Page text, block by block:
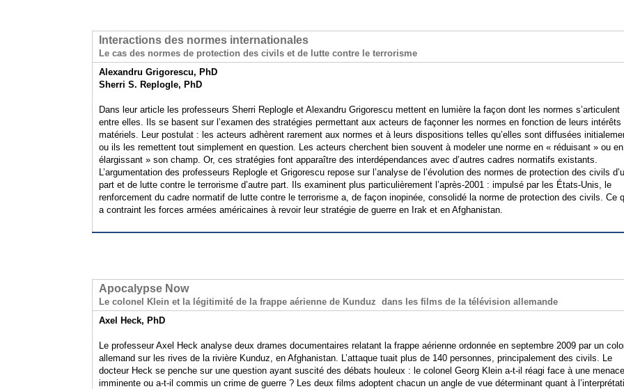
Interactions des normes internationales
Le cas des normes de protection des civils et de lutte contre le terrorisme
Alexandru Grigorescu, PhD
Sherri S. Replogle, PhD
Dans leur article les professeurs Sherri Replogle et Alexandru Grigorescu mettent en lumière la façon dont les normes s’articulent
entre elles. Ils se basent sur l’examen des stratégies permettant aux acteurs de façonner les normes en fonction de leurs intérêts
matériels. Leur postulat : les acteurs adhèrent rarement aux normes et à leurs dispositions telles qu’elles sont diffusées
ou ils les remettent tout simplement en question. Les acteurs cherchent bien souvent à modeler une norme en « réduisant » ou
élargissant » son champ. Or, ces stratégies font apparaître des interdépendances avec d’autres cadres normatifs existants.
L’argumentation des professeurs Replogle et Grigorescu repose sur l’analyse de l’évolution des normes de protection des civils
part et de lutte contre le terrorisme d’autre part. Ils examinent plus particulièrement l’après-2001 : impulsé par les États-Unis, le
renforcement du cadre normatif de lutte contre le terrorisme a, de façon inopinée, consolidé la norme de protection des civils. Ce
a contraint les forces armées américaines à revoir leur stratégie de guerre en Irak et en Afghanistan.
Apocalypse Now
Le colonel Klein et la légitimité de la frappe aérienne de Kunduz dans les films de la télévision allemande
Axel Heck, PhD
Le professeur Axel Heck analyse deux drames documentaires relatant la frappe aérienne ordonnée en septembre 2009 par un
allemand sur les rives de la rivière Kunduz, en Afghanistan. L’attaque tuait plus de 140 personnes, principalement des civils. Le
docteur Heck se penche sur une question ayant suscité des débats houleux : le colonel Georg Klein a-t-il réagi face à une menace
imminente ou a-t-il commis un crime de guerre ? Les deux films adoptent chacun un angle de vue déterminant quant à